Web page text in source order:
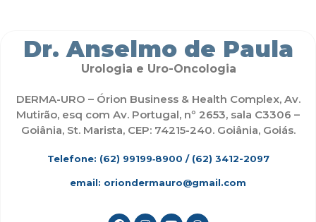
Dr. Anselmo de Paula
Urologia e Uro-Oncologia
DERMA-URO – Órion Business & Health Complex, Av.
Mutirão, esq com Av. Portugal, nº 2653, sala C3306 –
Goiânia, St. Marista, CEP: 74215-240. Goiânia, Goiás.
Telefone: (62) 99199‑8900 / (62) 3412-2097
email: oriondermauro@gmail.com